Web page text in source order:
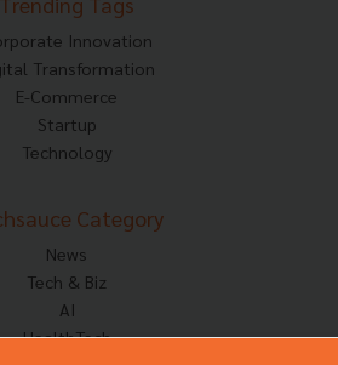
Innovation
Transformation
E-Commerce
Startup
Technology
Category
News
Tech & Biz
AI
HealthTech